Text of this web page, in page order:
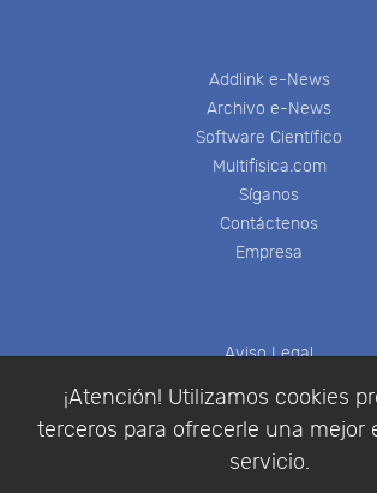
¡Atención! Utilizamos cookies
terceros para ofrecerle una mejor
servicio.
Addlink e-News
Archivo e-News
Software Científico
Multifisica.com
Síganos
Contáctenos
Empresa
Aviso Legal
Política de Privacidad
Condiciones de compra
Identificarse